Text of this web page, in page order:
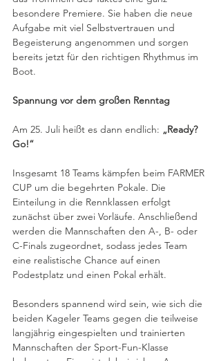
besondere Premiere. Sie haben die neue
Aufgabe mit viel Selbstvertrauen und
Begeisterung angenommen und sorgen
bereits jetzt für den richtigen Rhythmus im
Boot.
Spannung vor dem großen Renntag
Am 25. Juli heißt es dann endlich: „Ready?
Go!“
Insgesamt 18 Teams kämpfen beim FARMER
CUP um die begehrten Pokale. Die
Einteilung in die Rennklassen erfolgt
zunächst über zwei Vorläufe. Anschließend
werden die Mannschaften den A-, B- oder
C-Finals zugeordnet, sodass jedes Team
eine realistische Chance auf einen
Podestplatz und einen Pokal erhält.
Besonders spannend wird sein, wie sich die
beiden Kageler Teams gegen die teilweise
langjährig eingespielten und trainierten
Mannschaften der Sport-Fun-Klasse